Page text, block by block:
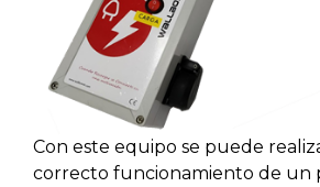
Con este equipo se puede
correcto funcionamiento de un